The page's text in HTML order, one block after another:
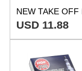
USD 11.88